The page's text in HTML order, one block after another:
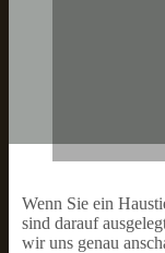
Wenn Sie ein
sind darauf
wir uns genau